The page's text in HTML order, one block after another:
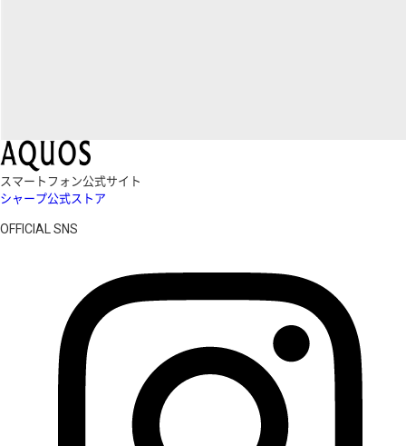
スマートフォン公式サイト
シャープ公式ストア
OFFICIAL SNS